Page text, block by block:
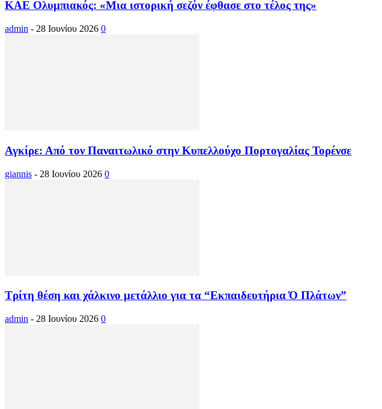
KAE Oλυμπιακός: «Μια ιστορική σεζόν έφθασε στο τέλος της»
admin - 28 Ιουνίου 2026 0
Αγκίρε: Από τον Παναιτωλικό στην Κυπελλούχο Πορτογαλίας Τορένσε
giannis - 28 Ιουνίου 2026 0
Τρίτη θέση και χάλκινο μετάλλιο για τα “Εκπαιδευτήρια Ό Πλάτων”
admin - 28 Ιουνίου 2026 0